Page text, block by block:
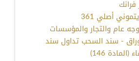
أصلي 361
عام والتجار والمؤسسات
- سند السحب تداول سند
146)